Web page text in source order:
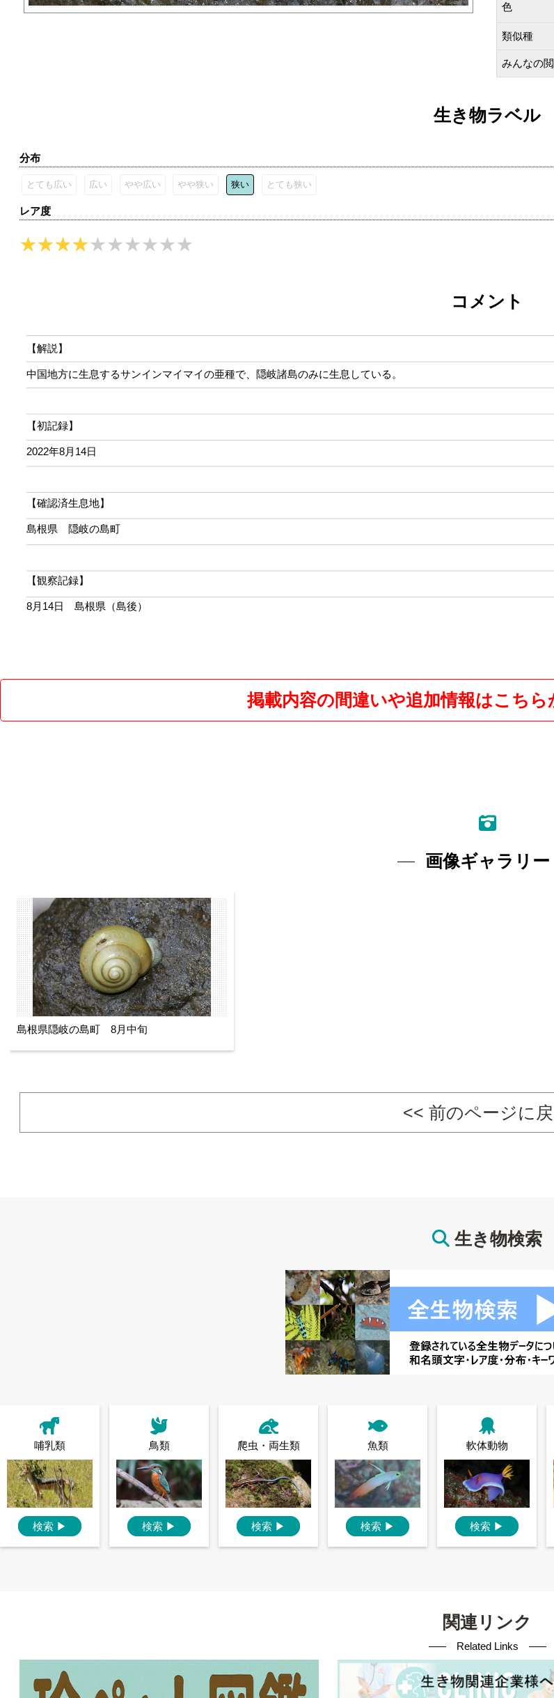
色
類似種
みんなの
生き物ラベル
分布
とても広い 広い やや広い やや狭い 狭い とても狭い
レア度
コメント
【解説】
中国地方に生息するサンインマイマイの亜種で、隠岐諸島のみに生息している。
【初記録】
2022年8月14日
【確認済生息地】
島根県 隠岐の島町
【観察記録】
8月14日 島根県（島後）
掲載内容の間違いや追加情報はこち
画像ギャラリー
島根県隠岐の島町 8月中旬
<< 前のページに
生き物検索
哺乳類
検索 ▶
鳥類
検索 ▶
爬虫・両生類
検索 ▶
魚類
検索 ▶
軟体動物
検索 ▶
関連リンク
Related Links